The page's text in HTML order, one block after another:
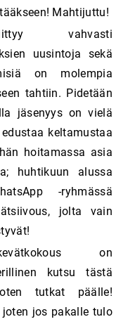
Mahtijuttu!
vahvasti
uusintoja sekä
on molempia
tahtiin. Pidetään
jäsenyys on vielä
keltamustaa
hoitamassa asia
huhtikuun alussa
-ryhmässä
jolta vain
on
kutsu tästä
tutkat päälle!
jos pakalle tulo